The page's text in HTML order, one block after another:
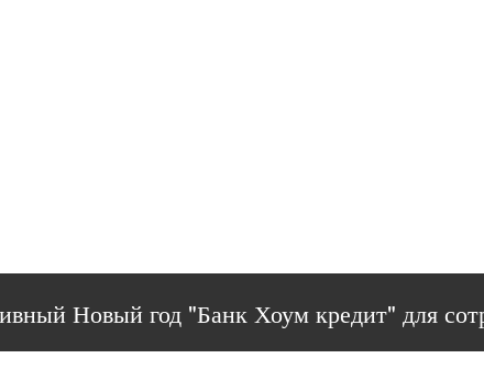
Новый год "Банк Хоум кредит" для